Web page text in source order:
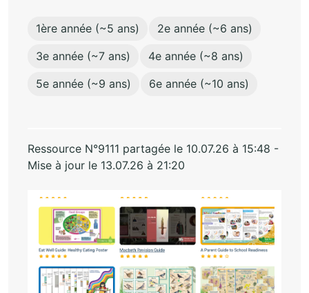
1ère année (~5 ans)
2e année (~6 ans)
3e année (~7 ans)
4e année (~8 ans)
5e année (~9 ans)
6e année (~10 ans)
Ressource N°9111 partagée le 10.07.26 à 15:48 -
Mise à jour le 13.07.26 à 21:20